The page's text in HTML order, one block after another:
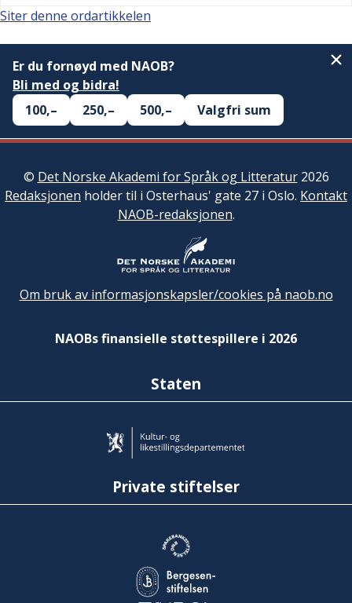
Siter denne ordartikkelen
Er du fornøyd med NAOB?
Bli med og bidra!
100,–
250,– 500,– Valgfri sum
© Det Norske Akademi for Språk og Litteratur2026
Redaksjonen holder til i Osterhaus' gate 27 i Oslo. Kontakt
NAOB-redaksjonen.
Om bruk av informasjonskapsler/cookies på naob.no
NAOBs finansielle støttespillere i 2026
Staten
Private stiftelser